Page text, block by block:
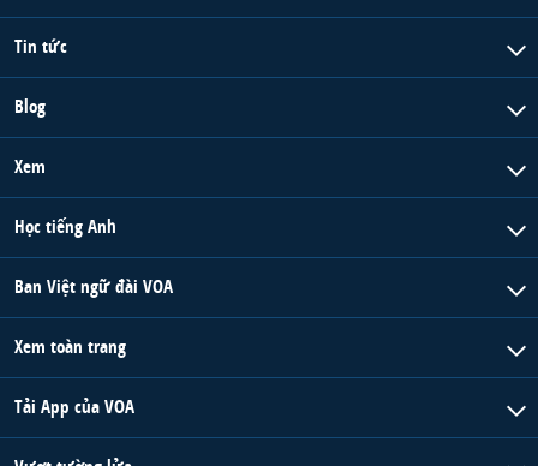
Tin tức
Blog
Xem
Học tiếng Anh
Ban Việt ngữ đài VOA
Xem toàn trang
Tải App của VOA